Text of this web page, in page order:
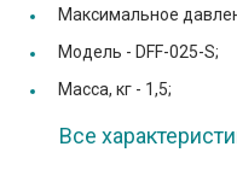
Максимальное
Модель - DFF-025-S;
Масса, кг - 1,5;
Все